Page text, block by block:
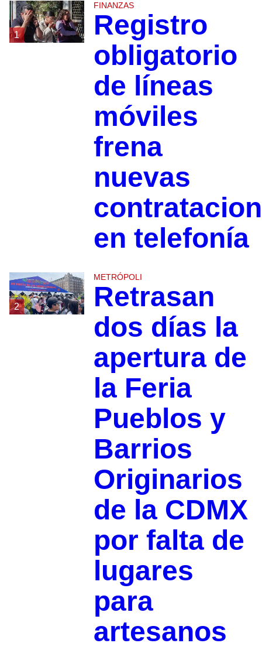
1
FINANZAS
Registro
obligatorio
de líneas
móviles
frena
nuevas
en telefonía
2
METRÓPOLI
Retrasan
dos días la
apertura de
la Feria
Pueblos y
Barrios
Originarios
de la CDMX
por falta de
lugares
para
artesanos